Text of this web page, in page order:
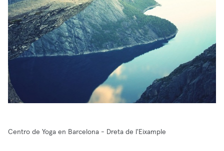
Centro de Yoga en Barcelona - Dreta de l'Eixample